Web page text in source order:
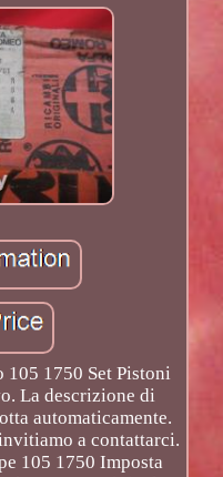
1750 Set Pistoni
La descrizione di
automaticamente.
a contattarci.
105 1750 Imposta